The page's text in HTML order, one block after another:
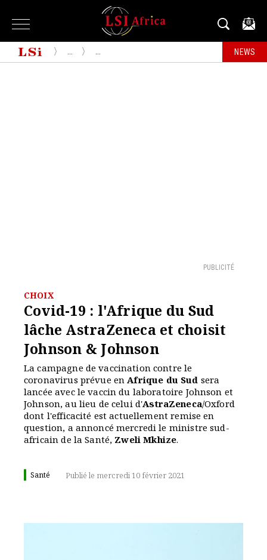
NEWS
PUBLICITÉ
CHOIX
Covid-19 : l'Afrique du Sud
lâche AstraZeneca et choisit
Johnson & Johnson
La campagne de vaccination contre le
coronavirus prévue enAfrique du Sud sera
lancée avec le vaccin du laboratoire Johnson et
Johnson, au lieu de celui d'AstraZeneca/Oxford
dont l'efficacité est actuellement remise en
question, a annoncé mercredi le ministre sud-
africain de la Santé, Zweli Mkhize.
Santé Publié le mercredi 10 février 2021